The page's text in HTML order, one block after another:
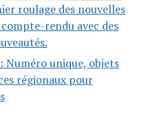
roulage des nouvelles
compte-rendu avec des
Numéro unique, objets
régionaux pour